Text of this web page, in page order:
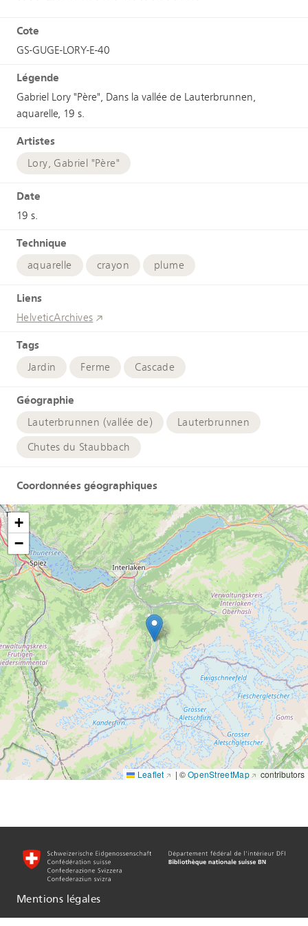
Cote
GS-GUGE-LORY-E-40
Légende
Gabriel Lory "Père", Dans la vallée de Lauterbrunnen,
aquarelle, 19 s.
Artistes
Lory, Gabriel "Père"
Date
19 s.
Technique
aquarelle crayon plume
Liens
HelveticArchives
Tags
Jardin Ferme Cascade
Géographie
Lauterbrunnen (vallée de)
Lauterbrunnen
Chutes du Staubbach
Coordonnées géographiques
+
−
Leaflet | ©OpenStreetMap contributors
Display style
Metadata view
Mentions légales